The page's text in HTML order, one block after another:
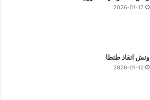
2026-01-12
ونش انقاذ طنطا
2026-01-12